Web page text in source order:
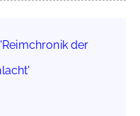
'Reimchronik der